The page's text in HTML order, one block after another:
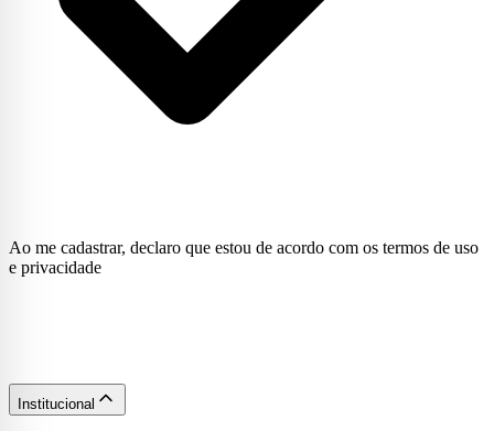
Ao me cadastrar, declaro que estou de acordo com os termos de uso
e privacidade
Institucional